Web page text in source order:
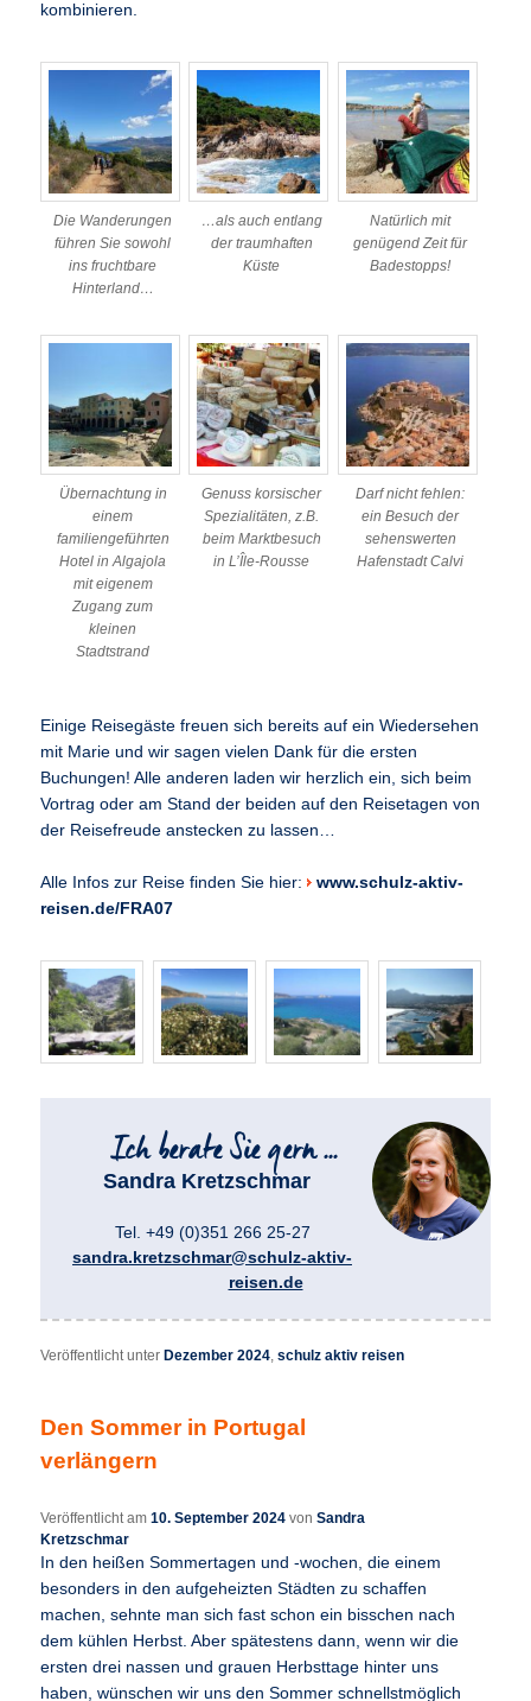
kombinieren.
Die Wanderungen
führen Sie sowohl
ins fruchtbare
Hinterland…
…als auch entlang
der traumhaften
Küste
Natürlich mit
genügend Zeit für
Badestopps!
Übernachtung in
einem
familiengeführten
Hotel in Algajola
mit eigenem
Zugang zum
kleinen
Stadtstrand
Genuss korsischer
Spezialitäten, z.B.
beim Marktbesuch
in L’Île-Rousse
Darf nicht fehlen:
ein Besuch der
sehenswerten
Hafenstadt Calvi
Einige Reisegäste freuen sich bereits auf ein Wiedersehen
mit Marie und wir sagen vielen Dank für die ersten
Buchungen! Alle anderen laden wir herzlich ein, sich beim
Vortrag oder am Stand der beiden auf den Reisetagen von
der Reisefreude anstecken zu lassen…
Alle Infos zur Reise finden Sie hier: www.schulz-aktiv-
reisen.de/FRA07
Sandra Kretzschmar
Tel. +49 (0)351 266 25-27
sandra.kretzschmar@schulz-aktiv-
reisen.de
Veröffentlicht unter Dezember 2024,schulz aktiv reisen
Den Sommer in Portugal
verlängern
Veröffentlicht am10. September 2024 vonSandra
Kretzschmar
In den heißen Sommertagen und -wochen, die einem
besonders in den aufgeheizten Städten zu schaffen
machen, sehnte man sich fast schon ein bisschen nach
dem kühlen Herbst. Aber spätestens dann, wenn wir die
ersten drei nassen und grauen Herbsttage hinter uns
haben, wünschen wir uns den Sommer schnellstmöglich